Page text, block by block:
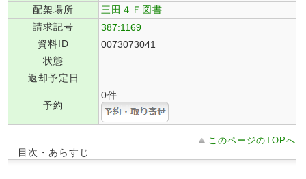
配架場所
三田４Ｆ図書
請求記号
387:1169
資料ID
0073073041
状態
返却予定日
予約
0件
このページのTOPへ
目次・あらすじ